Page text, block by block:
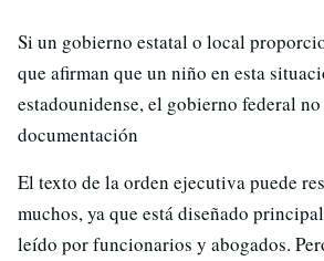
Si un gobierno estatal o local
que afirman que un niño en esta
estadounidense, el gobierno federal
documentación
El texto de la orden ejecutiva puede
muchos, ya que está diseñado
leído por funcionarios y abogados.